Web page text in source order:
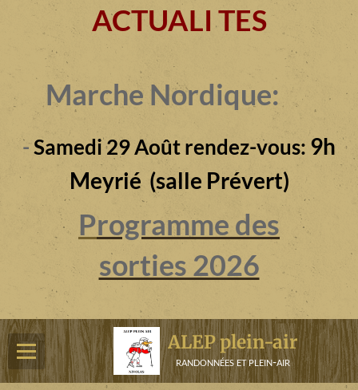
ACTUALI TES
Marche Nordique:
-Samedi 29 Août rendez-vous: 9h
Meyrié (salle Prévert)
Programme des
sorties 2026
ALEP plein-air
randonnées et plein-air